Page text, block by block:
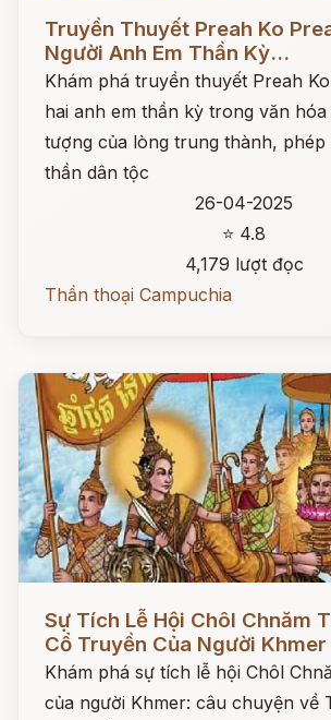
Đọc ngay
Truyền Thuyết Preah Ko
Người Anh Em Thần Kỳ...
Khám phá truyền thuyết Preah
hai anh em thần kỳ trong văn
tượng của lòng trung thành,
thần dân tộc
26-04-2025
⭐ 4.8
4,179 lượt đọc
Thần thoại Campuchia
Sự Tích Lễ Hội Chôl Chnăm
Cổ Truyền Của Người Khmer
Khám phá sự tích lễ hội Chôl
của người Khmer: câu chuyện về